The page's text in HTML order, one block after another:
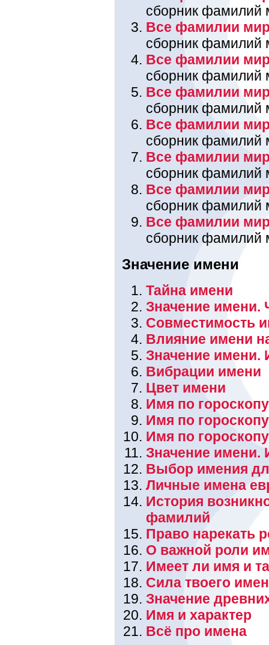
сборник фамилий
Все фамилии
сборник фамилий
Все фамилии
сборник фамилий
Все фамилии
сборник фамилий
Все фамилии
сборник фамилий
Все фамилии
сборник фамилий
Все фамилии
сборник фамилий
Все фамилии
сборник фамилий
Значение имени
Тайна имени
Значение имени.
Совместимость
Влияние имени
Значение имени.
Вибрации имени
Цвет имени
Имя по гороскопу
Имя по
Имя по
Значение
Выбор имения
Личные имена
История
фамилий
Право нарекать
О важной роли
Имеет ли имя и
Сила твоего
Значение
Имя и характер
Всё про имена